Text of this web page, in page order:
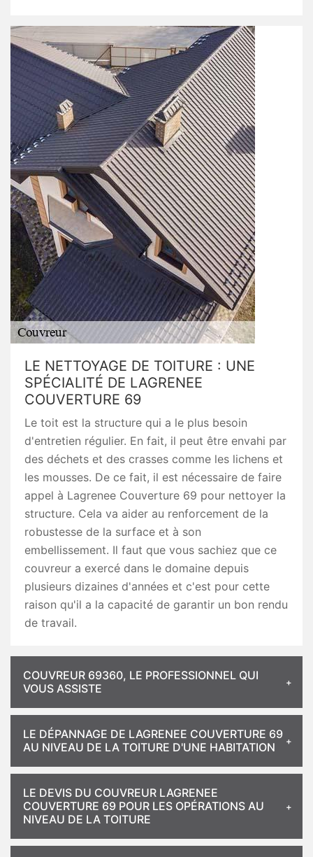
LE NETTOYAGE DE TOITURE : UNE
SPÉCIALITÉ DE LAGRENEE
COUVERTURE 69
Le toit est la structure qui a le plus besoin
d'entretien régulier. En fait, il peut être envahi par
des déchets et des crasses comme les lichens et
les mousses. De ce fait, il est nécessaire de faire
appel à Lagrenee Couverture 69 pour nettoyer la
structure. Cela va aider au renforcement de la
robustesse de la surface et à son
embellissement. Il faut que vous sachiez que ce
couvreur a exercé dans le domaine depuis
plusieurs dizaines d'années et c'est pour cette
raison qu'il a la capacité de garantir un bon rendu
de travail.
COUVREUR 69360, LE PROFESSIONNEL QUI
VOUS ASSISTE
LE DÉPANNAGE DE LAGRENEE COUVERTURE 69
AU NIVEAU DE LA TOITURE D'UNE HABITATION
LE DEVIS DU COUVREUR LAGRENEE
COUVERTURE 69 POUR LES OPÉRATIONS AU
NIVEAU DE LA TOITURE